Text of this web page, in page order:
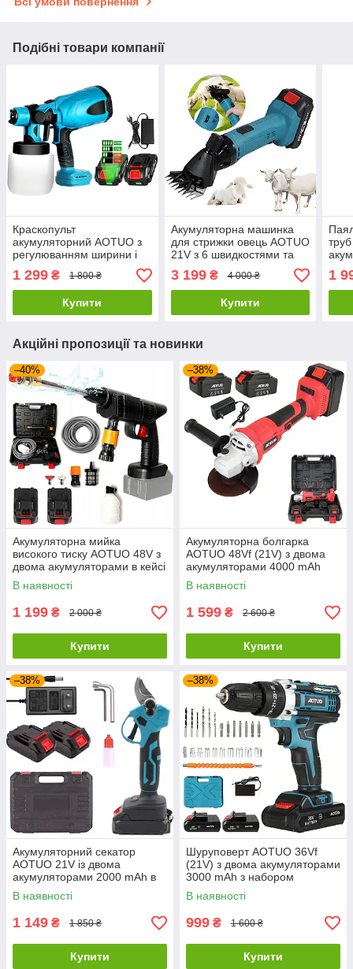
Подібні товари компанії
Краскопульт
акумуляторний AOTUO з
регулюванням ширини і
двома акумуляторами 21V
2000 mAh
1 299 ₴ 1 800 ₴
Купити
Акумуляторна машинка
для стрижки овець AOTUO
21V з 6 швидкостями та
2000 mAh у кейсі
3 199₴ 4 000 ₴
Купити
1
Акційні пропозиції та новинки
–40%
Акумуляторна мийка
високого тиску AOTUO 48V з
двома акумуляторами в кейсі
1000 W 4000 mAh
В наявності
1 199 ₴ 2 000 ₴
Купити
–38%
Акумуляторна болгарка
AOTUO 48Vf (21V) з двома
акумуляторами 4000 mAh
В наявності
1 599 ₴ 2 600 ₴
Купити
–38%
Акумуляторний секатор
AOTUO 21V із двома
акумуляторами 2000 mAh в
кейсі
В наявності
1 149 ₴ 1 850 ₴
Купити
–38%
Шуруповерт AOTUO 36Vf
(21V) з двома акумуляторами
3000 mAh з набором
інструментів у кейсі
В наявності
999 ₴ 1 600 ₴
Купити